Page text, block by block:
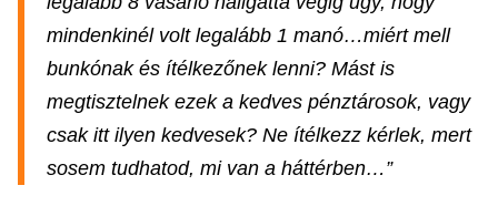
mindenkinél volt legalább 1 manó…miért mell
bunkónak és ítélkezőnek lenni? Mást is
megtisztelnek ezek a kedves pénztárosok, vagy
csak itt ilyen kedvesek? Ne ítélkezz kérlek, mert
sosem tudhatod, mi van a háttérben…”